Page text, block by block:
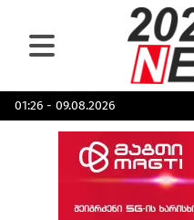
01:26 - 09.08.2026